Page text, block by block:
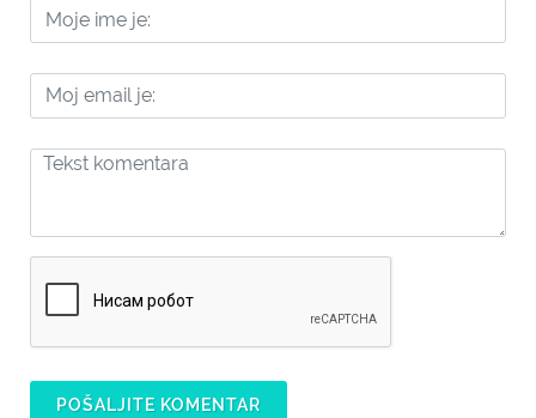
POŠALJITE KOMENTAR